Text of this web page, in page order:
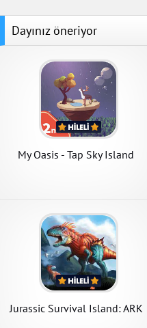
Dayınız öneriyor
My Oasis - Tap Sky Island
Jurassic Survival Island: ARK